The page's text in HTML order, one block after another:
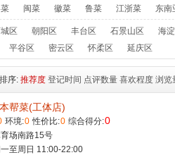
闽菜 徽菜 鲁菜 江浙菜 东南
区 朝阳区 丰台区 石景山区
海
平谷区 密云区 怀柔区 延庆区
排序: 推荐度 登记时间 点评数量 喜欢程度 浏览
帮菜(工体店)
环境:0 性价比:0 综合得分:0
场南路15号
至周日 11:00-22:00